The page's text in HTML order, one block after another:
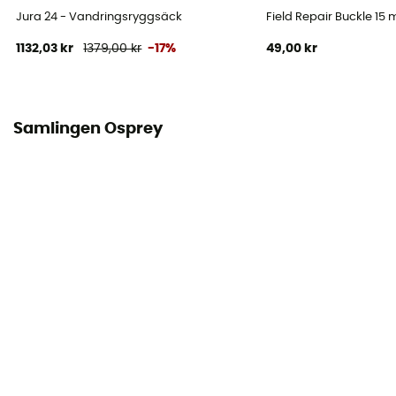
Nej
Jura 24 - Vandringsryggsäck
1132,03 kr 1379,00 kr -17%
Field Repair Buckle 15
49,00 kr
Samlingen Osprey